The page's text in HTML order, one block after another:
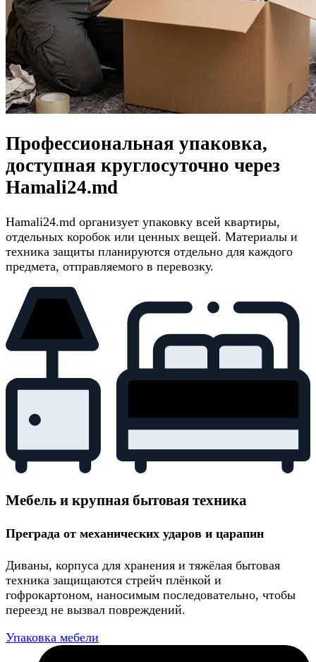
Профессиональная упаковка,
доступная круглосуточно через
Hamali24.md
Hamali24.md организует упаковку всей квартиры,
отдельных коробок или ценных вещей. Материалы и
техника защиты планируются отдельно для каждого
предмета, отправляемого в перевозку.
Мебель и крупная бытовая техника
Преграда от механических ударов и царапин
Диваны, корпуса для хранения и тяжёлая бытовая
техника защищаются стрейч плёнкой и
гофрокартоном, наносимым последовательно, чтобы
переезд не вызвал повреждений.
Упаковка мебели